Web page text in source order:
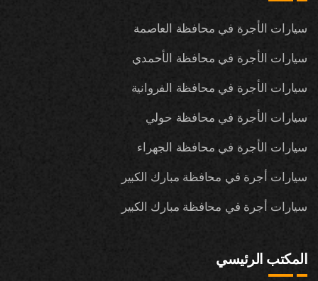
سيارات الأجرة في محافظة العاصمة
سيارات الأجرة في محافظة الأحمدي
سيارات الأجرة في محافظة الفروانية
سيارات الأجرة في محافظة حولي
سيارات الأجرة في محافظة الجهراء
سيارات أجرة في محافظة مبارك الكبير
سيارات أجرة في محافظة مبارك الكبير
المكتب الرئيسي